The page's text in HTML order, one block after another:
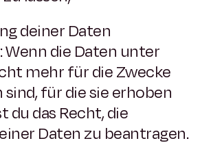
deiner Daten
Wenn die Daten unter
mehr für die Zwecke
für die sie erhoben
du das Recht, die
Daten zu beantragen.